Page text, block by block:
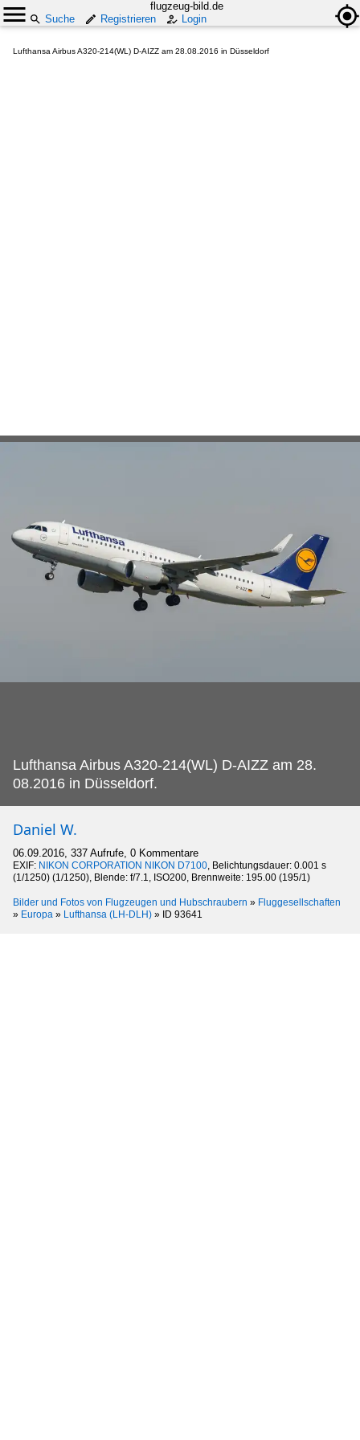
flugzeug-bild.de
Suche
Registrieren Login
Lufthansa Airbus A320-214(WL) D-AIZZ am 28.08.2016 in Düsseldorf
Lufthansa Airbus A320-214(WL) D-AIZZ am 28.
08.2016 in Düsseldorf.
Daniel W.
06.09.2016, 337 Aufrufe, 0 Kommentare
EXIF: NIKON CORPORATION NIKON D7100, Belichtungsdauer: 0.001 s
(1/1250) (1/1250), Blende: f/7.1, ISO200, Brennweite: 195.00 (195/1)
Bilder und Fotos von Flugzeugen und Hubschraubern » Fluggesellschaften
» Europa » Lufthansa (LH-DLH) » ID 93641